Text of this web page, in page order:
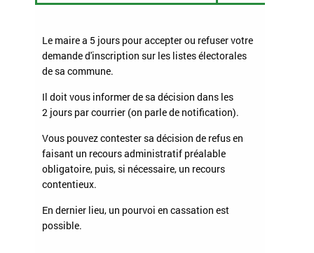
Le maire a 5 jours pour accepter ou refuser votre
demande d'inscription sur les listes électorales
de sa commune.
Il doit vous informer de sa décision dans les
2 jours par courrier (on parle de notification).
Vous pouvez contester sa décision de refus en
faisant un recours administratif préalable
obligatoire, puis, si nécessaire, un recours
contentieux.
En dernier lieu, un pourvoi en cassation est
possible.